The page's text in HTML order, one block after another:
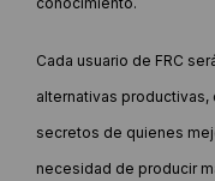
Cada usuario de FRC
alternativas
secretos de quienes
necesidad de producir